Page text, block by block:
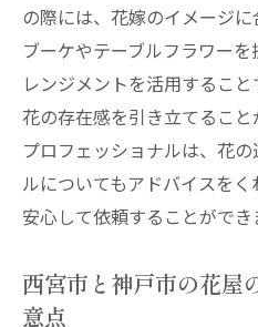
花屋の出張サービ
む
プロが教える季節
メント
花屋の出張サービス
デザインを楽しむ
ント
の際には、花嫁のイメージ
ブーケやテーブルフラワー
レンジメントを活用するこ
花の存在感を引き立てるこ
プロフェッショナルは、花
ルについてもアドバイスを
安心して依頼することができ
西宮市と神戸市の花屋
意点